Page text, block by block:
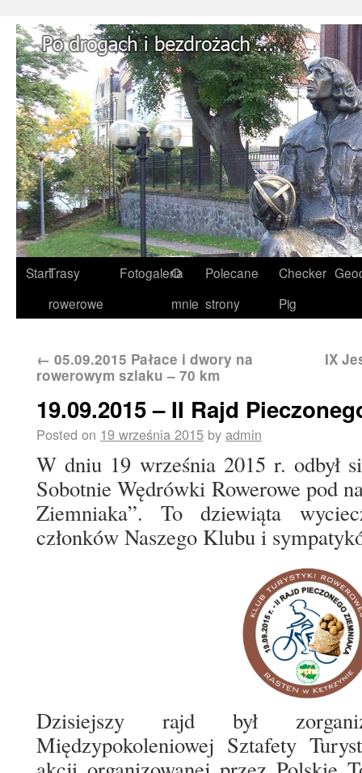
StartTrasy
rowerowe
Fotogaleria
O
mnie
Polecane
strony
Checker
Pig
← 05.09.2015 Pałace i dwory na
rowerowym szlaku – 70 km
IX
19.09.2015 – II Rajd
Posted on 19 września 2015 by admin
W dniu 19 września 2015 r. odbył
Sobotnie Wędrówki Rowerowe pod
Ziemniaka”. To dziewiąta
członków Naszego Klubu i
Dzisiejszy rajd był
Międzypokoleniowej Sztafety